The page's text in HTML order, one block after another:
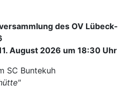
des OV Lübeck-
August 2026 um 18:30 Uhr
SC Buntekuh